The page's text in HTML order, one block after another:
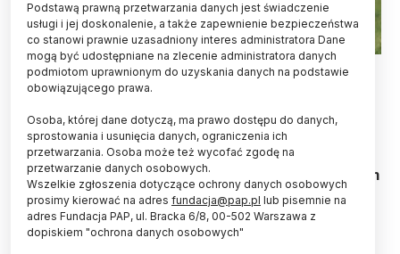
Źródło: Grupa EkoLogiczna z Siedlec
strzelaniu do bocianów, rajdy rowerowe,
wycieczki ornitologiczne, spotkania w szkołach -
Grupa EkoLogiczna z Siedlec założona przez
Ireneusza Kaługę nie próżnuje. Z zaangażowaniem
włącza ludzi w ochronę ptaków.
Podstawą prawną przetwarzania danych jest świadczenie
usługi i jej doskonalenie, a także zapewnienie bezpieczeństwa
co stanowi prawnie uzasadniony interes administratora Dane
mogą być udostępniane na zlecenie administratora danych
podmiotom uprawnionym do uzyskania danych na podstawie
obowiązującego prawa.
Osoba, której dane dotyczą, ma prawo dostępu do danych,
sprostowania i usunięcia danych, ograniczenia ich
przetwarzania. Osoba może też wycofać zgodę na
przetwarzanie danych osobowych.
Wszelkie zgłoszenia dotyczące ochrony danych osobowych
prosimy kierować na adres fundacja@pap.pl lub pisemnie na
adres Fundacja PAP, ul. Bracka 6/8, 00-502 Warszawa z
dopiskiem "ochrona danych osobowych"